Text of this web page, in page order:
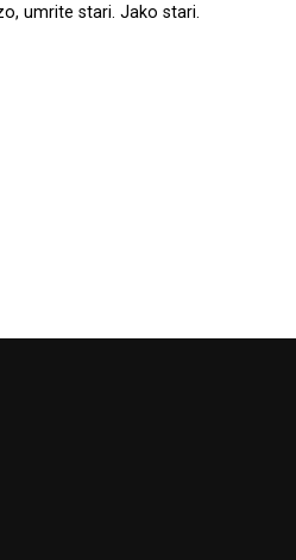
umrite stari. Jako stari.